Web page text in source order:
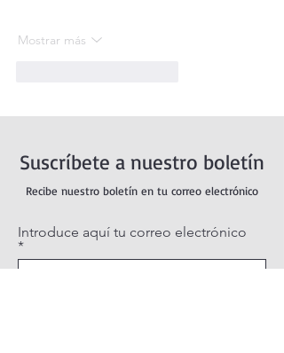
Mostrar más
Suscríbete a nuestro boletín
Recibe nuestro boletín en tu correo electrónico
Introduce aquí tu correo electrónico